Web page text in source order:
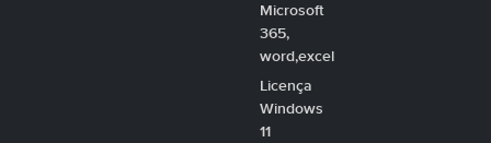
Microsoft
365,
word,excel
Licença
Windows
11